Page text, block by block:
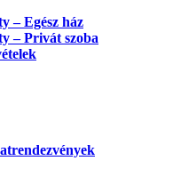
– Egész ház
– Privát szoba